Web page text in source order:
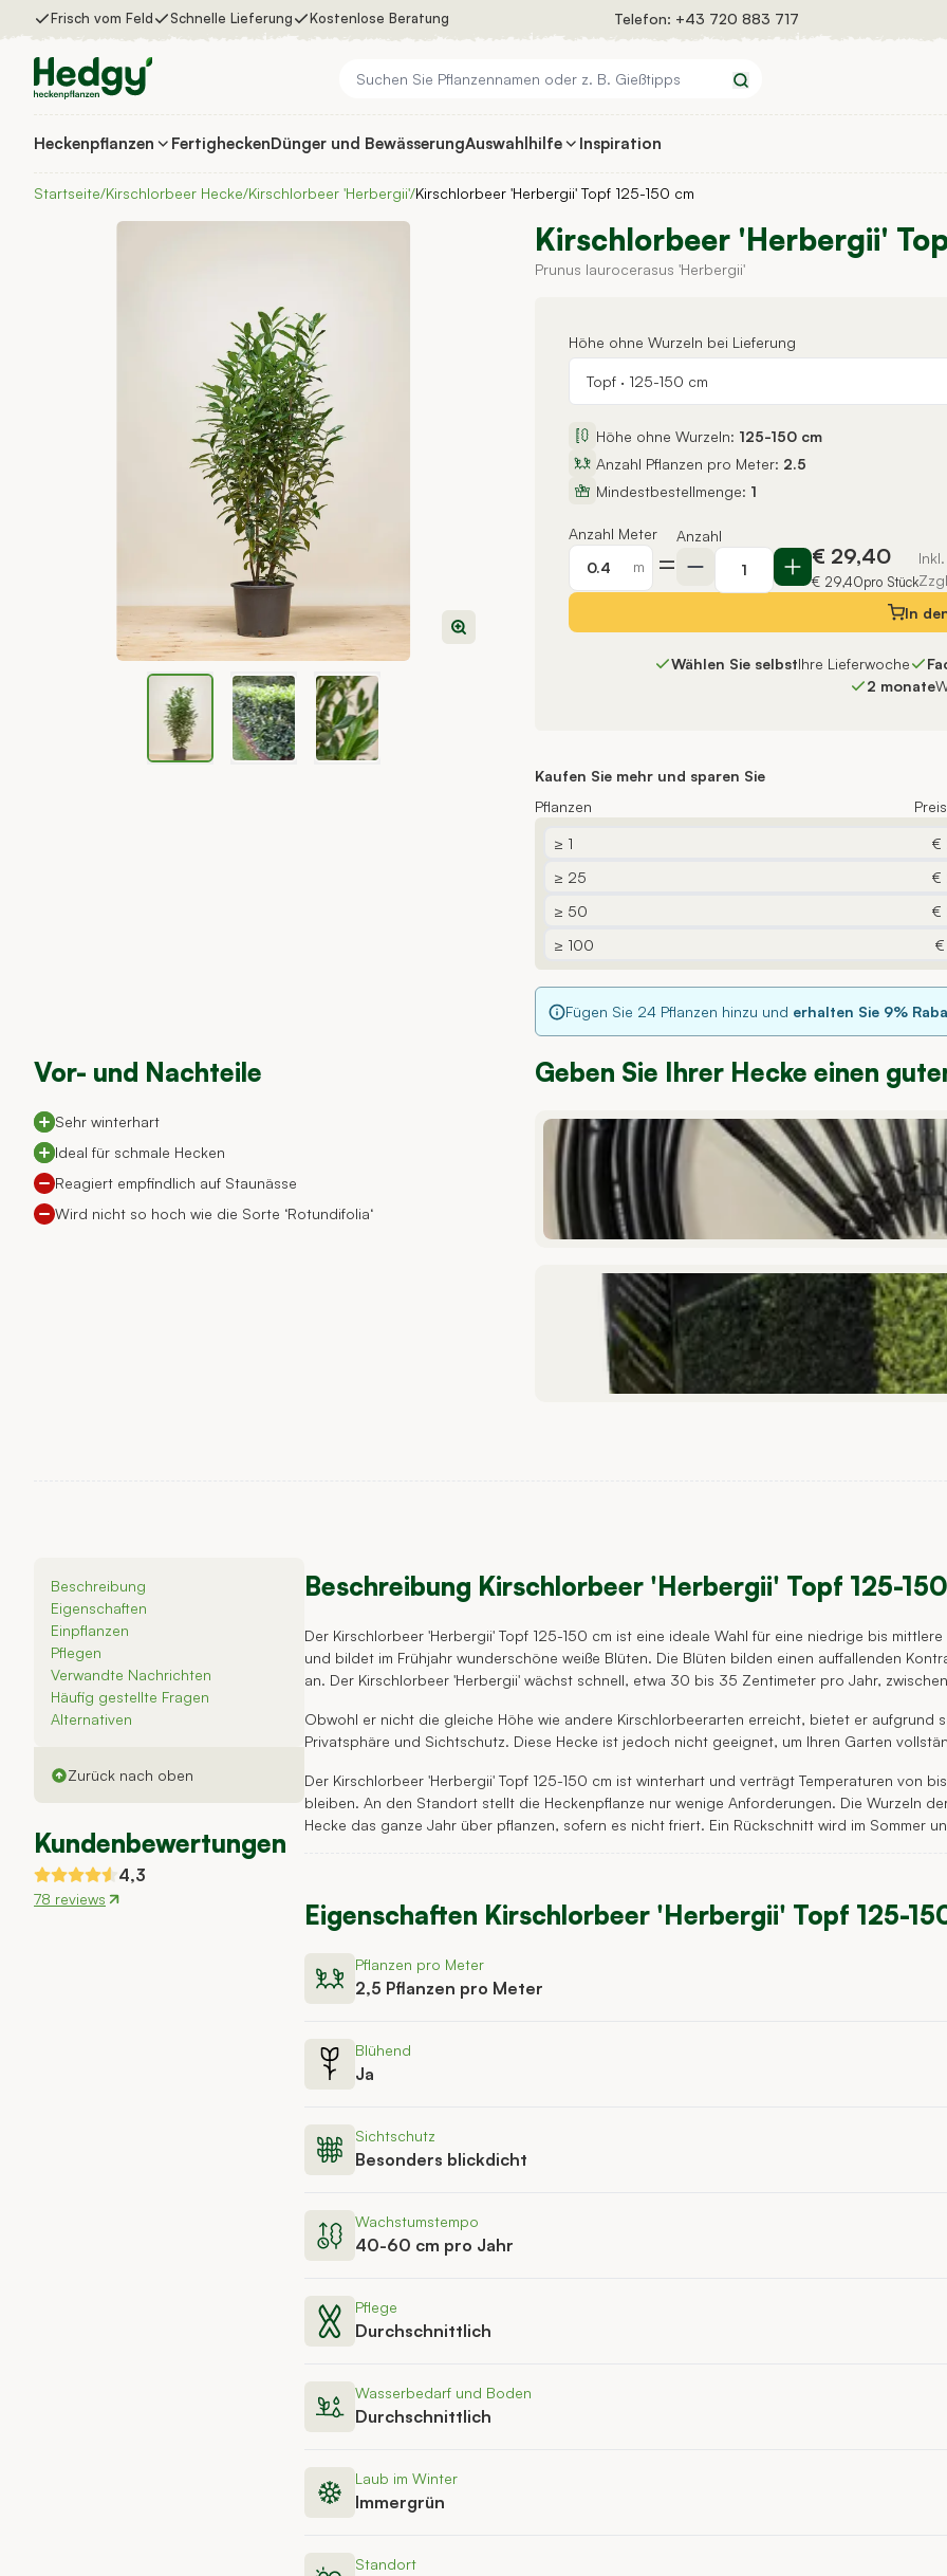
Zum Inhalt springen
Frisch vom Feld Schnelle Lieferung Kostenlose Beratung Telefon: +43 720 883 717
Suchen
Heckenpflanzen
Dünger und Bewässerung
Heckenpflanzen FertigheckenDünger und BewässerungAuswahlhilfe Inspiration
Startseite/Kirschlorbeer Hecke/Kirschlorbeer 'Herbergii'/Kirschlorbeer 'Herbergii' Topf 125-150 cm
View larger imageView larger imageView larger image
Kirschlorbeer 'Herbergii'
Prunus laurocerasus 'Herbergii'
Höhe ohne Wurzeln bei Lieferung
Topf · 125-150 cm
Höhe ohne Wurzeln: 125-150 cm
Anzahl Pflanzen pro Meter: 2.5
Mindestbestellmenge: 1
Anzahl Meter
m
=
Anzahl
€ 29,40
€ 29,40pro Stück
In
Wählen Sie selbstIhre Lieferwoche
2 monate
Kaufen Sie mehr und sparen Sie
Pflanzen
≥ 1
€
≥ 25
€
≥ 50
€
≥ 100
€
Fügen Sie 24 Pflanzen hinzu und erhalten Sie 9%
Vor- und Nachteile
Sehr winterhart
Ideal für schmale Hecken
Reagiert empfindlich auf Staunässe
Wird nicht so hoch wie die Sorte ‘Rotundifolia‘
Geben Sie Ihrer Hecke einen
Beschreibung
Eigenschaften
Einpflanzen
Pflegen
Verwandte Nachrichten
Häufig gestellte Fragen
Alternativen
Zurück nach oben
Kundenbewertungen
4,3
78 reviews
Beschreibung Kirschlorbeer 'Herbergii' Topf 125-
Der Kirschlorbeer 'Herbergii' Topf 125-150 cm ist eine ideale Wahl für eine niedrige bis
und bildet im Frühjahr wunderschöne weiße Blüten. Die Blüten bilden einen auffallenden
an. Der Kirschlorbeer 'Herbergii' wächst schnell, etwa 30 bis 35 Zentimeter pro Jahr,
Obwohl er nicht die gleiche Höhe wie andere Kirschlorbeerarten erreicht, bietet er aufgrund
Privatsphäre und Sichtschutz. Diese Hecke ist jedoch nicht geeignet, um Ihren Garten
Der Kirschlorbeer 'Herbergii' Topf 125-150 cm ist winterhart und verträgt Temperaturen von
bleiben. An den Standort stellt die Heckenpflanze nur wenige Anforderungen. Die Wurzeln
Hecke das ganze Jahr über pflanzen, sofern es nicht friert. Ein Rückschnitt wird im Sommer
Eigenschaften Kirschlorbeer 'Herbergii' Topf 125-
Pflanzen pro Meter
2,5 Pflanzen pro Meter
Blühend
Ja
Sichtschutz
Besonders blickdicht
Wachstumstempo
40-60 cm pro Jahr
Pflege
Durchschnittlich
Wasserbedarf und Boden
Durchschnittlich
Laub im Winter
Immergrün
Standort